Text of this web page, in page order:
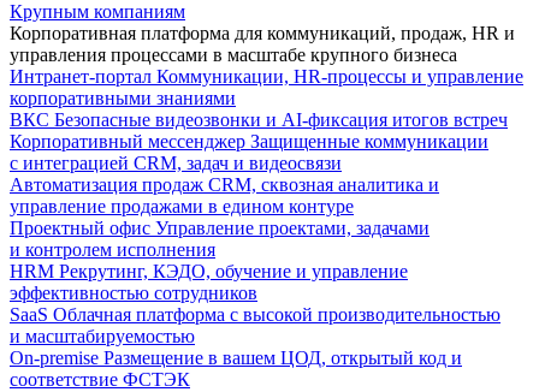
Крупным компаниям
Корпоративная платформа для коммуникаций, продаж, HR и
управления процессами в масштабе крупного бизнеса
Интранет-портал Коммуникации, HR-процессы и управление
корпоративными знаниями
ВКС Безопасные видеозвонки и AI-фиксация итогов встреч
Корпоративный мессенджер Защищенные коммуникации
с интеграцией CRM, задач и видеосвязи
Автоматизация продаж CRM, сквозная аналитика и
управление продажами в едином контуре
Проектный офис Управление проектами, задачами
и контролем исполнения
HRM Рекрутинг, КЭДО, обучение и управление
эффективностью сотрудников
SaaS Облачная платформа с высокой производительностью
и масштабируемостью
On-premise Размещение в вашем ЦОД, открытый код и
соответствие ФСТЭК